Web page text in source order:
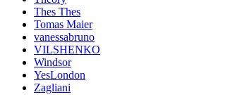
Thes Thes
Tomas Maier
vanessabruno
VILSHENKO
Windsor
YesLondon
Zagliani